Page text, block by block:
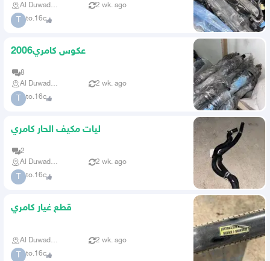
Al Duwadimi
2 wk. ago
T to.16c
عكوس كامري2006
8
Al Duwadimi
2 wk. ago
T to.16c
ليات مكيف الحار كامري
2
Al Duwadimi
2 wk. ago
T to.16c
قطع غيار كامري
Al Duwadimi 2 wk. ago
T to.16c